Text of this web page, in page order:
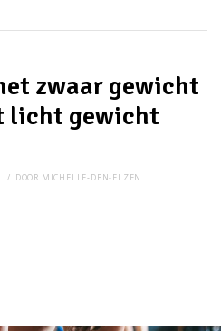
zwaar gewicht
licht gewicht
DOOR MICHELLE-DEN-ELZEN